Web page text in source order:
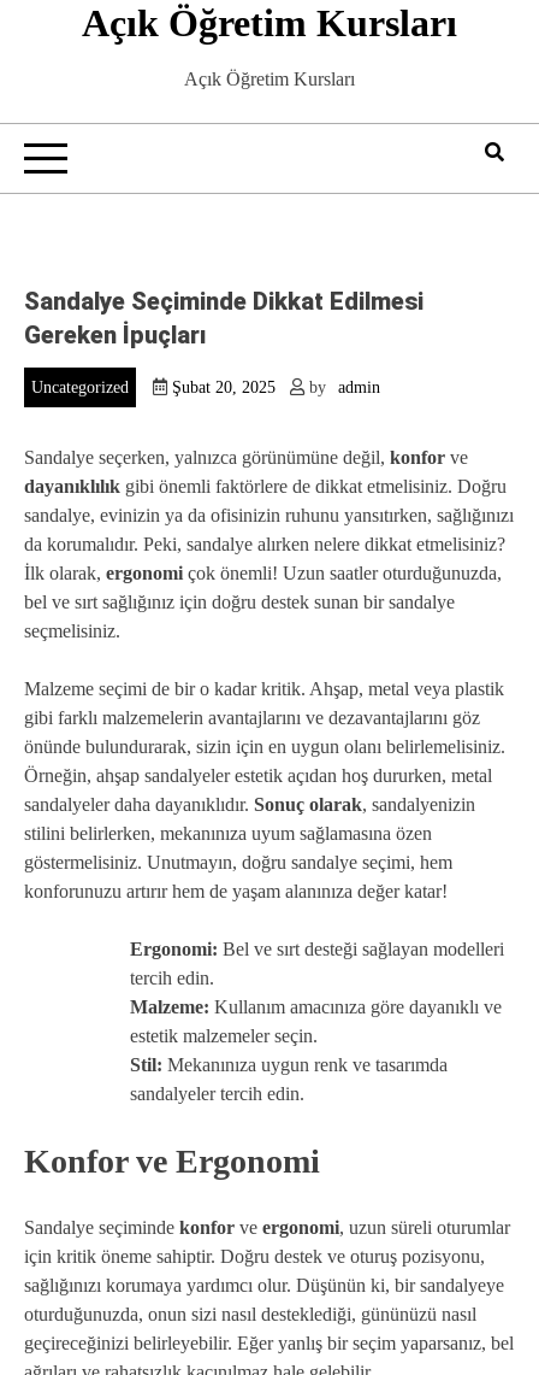
Açık Öğretim Kursları
Açık Öğretim Kursları
Sandalye Seçiminde Dikkat Edilmesi
Gereken İpuçları
Uncategorized Şubat 20, 2025 by admin
Sandalye seçerken, yalnızca görünümüne değil, konfor ve
dayanıklılık gibi önemli faktörlere de dikkat etmelisiniz. Doğru
sandalye, evinizin ya da ofisinizin ruhunu yansıtırken, sağlığınızı
da korumalıdır. Peki, sandalye alırken nelere dikkat etmelisiniz?
İlk olarak, ergonomi çok önemli! Uzun saatler oturduğunuzda,
bel ve sırt sağlığınız için doğru destek sunan bir sandalye
seçmelisiniz.
Malzeme seçimi de bir o kadar kritik. Ahşap, metal veya plastik
gibi farklı malzemelerin avantajlarını ve dezavantajlarını göz
önünde bulundurarak, sizin için en uygun olanı belirlemelisiniz.
Örneğin, ahşap sandalyeler estetik açıdan hoş dururken, metal
sandalyeler daha dayanıklıdır. Sonuç olarak, sandalyenizin
stilini belirlerken, mekanınıza uyum sağlamasına özen
göstermelisiniz. Unutmayın, doğru sandalye seçimi, hem
konforunuzu artırır hem de yaşam alanınıza değer katar!
Ergonomi: Bel ve sırt desteği sağlayan modelleri
tercih edin.
Malzeme: Kullanım amacınıza göre dayanıklı ve
estetik malzemeler seçin.
Stil: Mekanınıza uygun renk ve tasarımda
sandalyeler tercih edin.
Konfor ve Ergonomi
Sandalye seçiminde konfor ve ergonomi, uzun süreli oturumlar
için kritik öneme sahiptir. Doğru destek ve oturuş pozisyonu,
sağlığınızı korumaya yardımcı olur. Düşünün ki, bir sandalyeye
oturduğunuzda, onun sizi nasıl desteklediği, gününüzü nasıl
geçireceğinizi belirleyebilir. Eğer yanlış bir seçim yaparsanız, bel